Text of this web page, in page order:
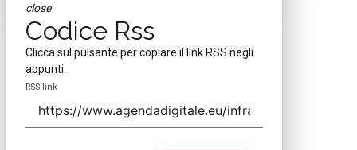
close
Codice Rss
Clicca sul pulsante per copiare il link RSS negli
appunti.
RSS link